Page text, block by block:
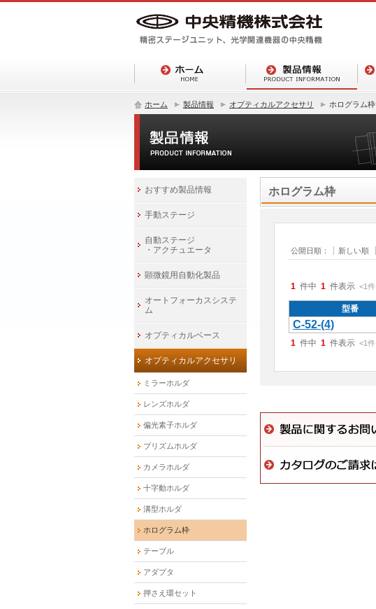
ホーム 製品情報 オプティカルアクセサリ ホログラム枠
ホログラム枠
公開日順： 新しい順
1 件中 1 件表示 <1件
型番
C-52-(4)
1 件中 1 件表示 <1件
おすすめ製品情報
手動ステージ
自動ステージ
・アクチュエータ
顕微鏡用自動化製品
オートフォーカスシステ
ム
オプティカルベース
オプティカルアクセサリ
ミラーホルダ
レンズホルダ
偏光素子ホルダ
プリズムホルダ
カメラホルダ
十字動ホルダ
溝型ホルダ
ホログラム枠
テーブル
アダプタ
押さえ環セット